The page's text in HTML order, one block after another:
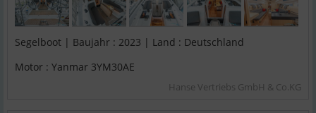
Segelboot | Baujahr : 2023 | Land : Deutschland
Motor : Yanmar 3YM30AE
Hanse Vertriebs GmbH & Co.KG